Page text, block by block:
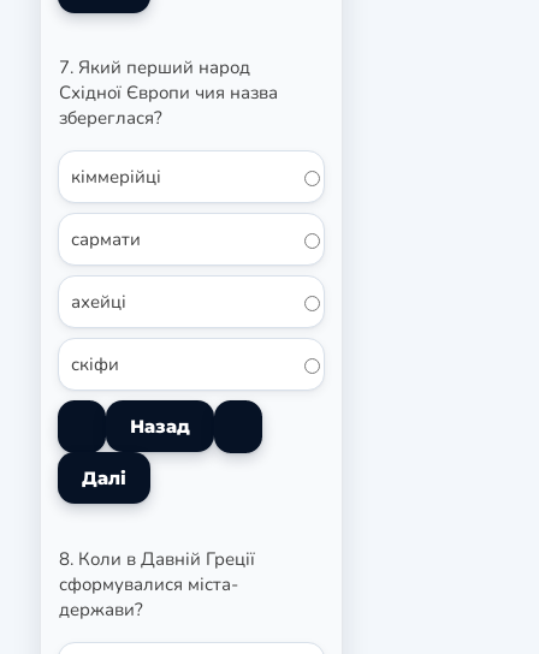
7. Який перший народ
Східної Європи чия назва
збереглася?
кіммерійці
сармати
ахейці
скіфи
8. Коли в Давній Греції
сформувалися міста-
держави?